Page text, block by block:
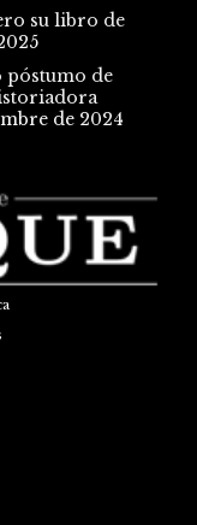
su libro de
póstumo de
de 2024